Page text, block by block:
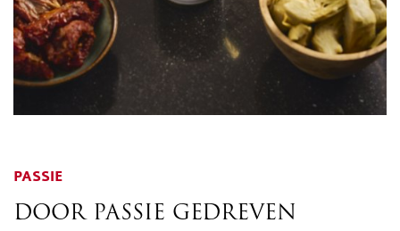
PASSIE
DOOR PASSIE GEDREVEN